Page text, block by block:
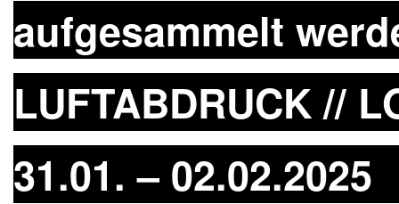
aufgesammelt
LUFTABDRUCK //
31.01. – 02.02.2025